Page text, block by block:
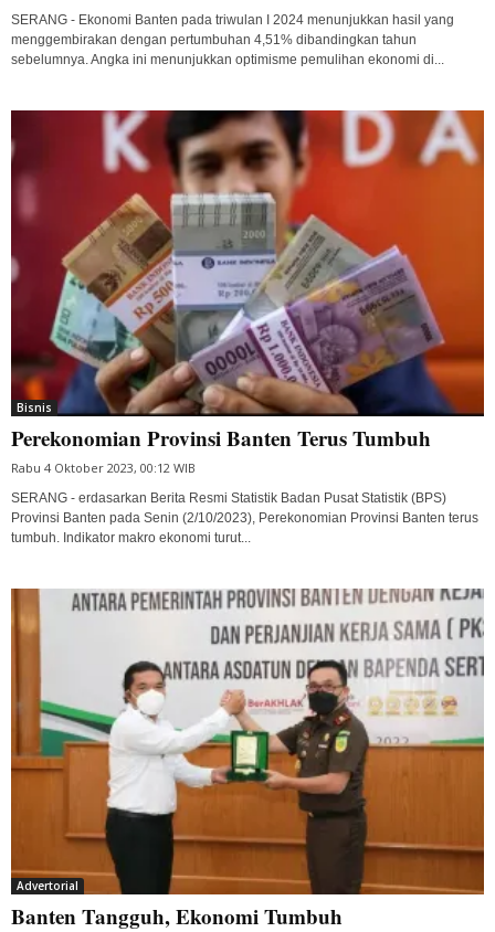
SERANG - Ekonomi Banten pada triwulan I 2024 menunjukkan hasil yang
menggembirakan dengan pertumbuhan 4,51% dibandingkan tahun
sebelumnya. Angka ini menunjukkan optimisme pemulihan ekonomi di...
Bisnis
Perekonomian Provinsi Banten Terus Tumbuh
Rabu 4 Oktober 2023, 00:12 WIB
SERANG - erdasarkan Berita Resmi Statistik Badan Pusat Statistik (BPS)
Provinsi Banten pada Senin (2/10/2023), Perekonomian Provinsi Banten terus
tumbuh. Indikator makro ekonomi turut...
Advertorial
Banten Tangguh, Ekonomi Tumbuh